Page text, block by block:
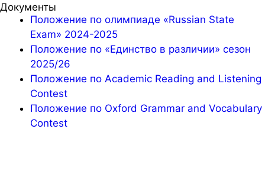
Документы
Положение по олимпиаде «Russian State
Exam» 2024-2025
Положение по «Единство в различии» сезон
2025/26
Положение по Academic Reading and Listening
Contest
Положение по Oxford Grammar and Vocabulary
Contest